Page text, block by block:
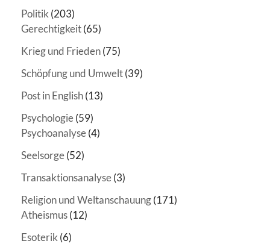
Politik(203)
Gerechtigkeit(65)
Krieg und Frieden(75)
Schöpfung und Umwelt(39)
Post in English(13)
Psychologie(59)
Psychoanalyse(4)
Seelsorge(52)
Transaktionsanalyse(3)
Religion und Weltanschauung(171)
Atheismus(12)
Esoterik(6)